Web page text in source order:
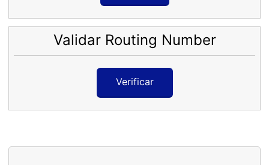
Validar Routing Number
Verificar